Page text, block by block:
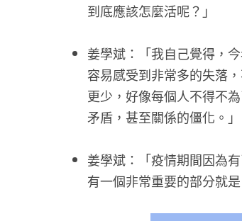
到底應該怎麼活呢？」
姜學斌：「我自己覺得，
容易感受到非常多的失落
更少，好像每個人不得不
矛盾，甚至關係的僵化。」
姜學斌：「疫情期間因為
有一個非常重要的部分就